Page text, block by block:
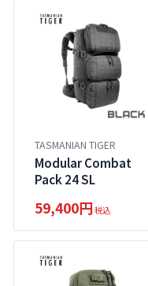
TASMANIAN TIGER
Modular Combat
Pack 24 SL
59,400円税込